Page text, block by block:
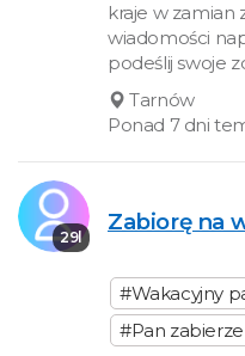
kraje w zamian
wiadomości
podeślij swoje
Tarnów
Ponad 7 dni
29l
Zabiorę na
#Wakacyjny
#Pan